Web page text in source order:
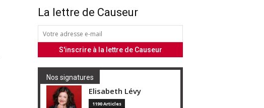
La lettre de Causeur
Nos signatures
Elisabeth Lévy
1190 Articles